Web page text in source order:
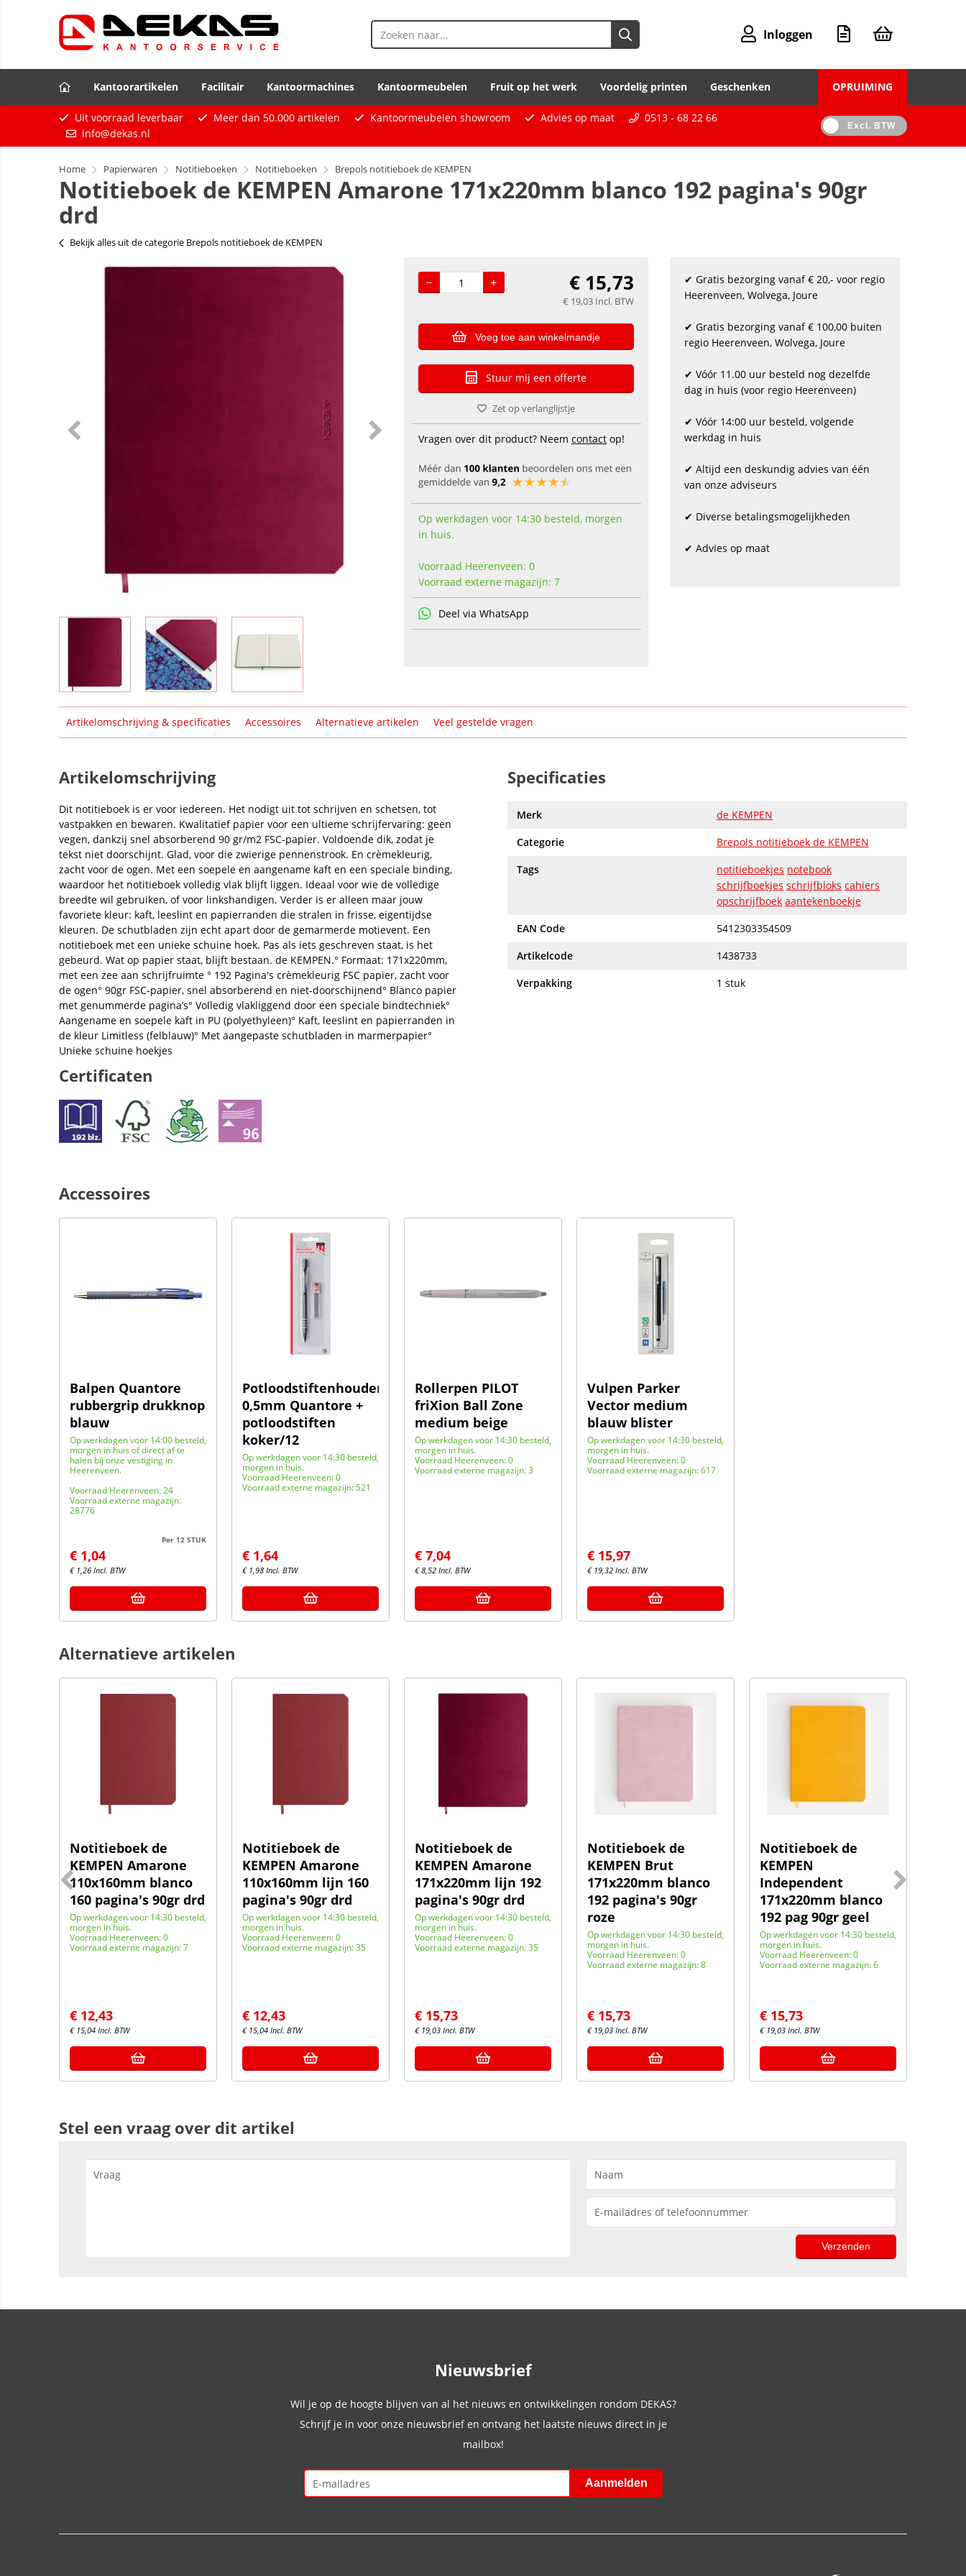
Inloggen
Kantoorartikelen Facilitair Kantoormachines Kantoormeubelen Fruit op het werk Voordelig printen Geschenken OPRUIMING
Uit voorraad leverbaar Meer dan 50.000 artikelen Kantoormeubelen showroom Advies op maat
0513 - 68 22 66
info@dekas.nl
Excl. BTW
Home Papierwaren Notitieboeken Notitieboeken Brepols notitieboek de KEMPEN
Notitieboek de KEMPEN Amarone 171x220mm blanco 192 pagina's 90gr
drd
Bekijk alles uit de categorie Brepols notitieboek de KEMPEN
€ 15,73
€ 19,03 Incl. BTW
Voeg toe aan winkelmandje
Stuur mij een offerte
Zet op verlanglijstje
Vragen over dit product? Neem contact op!
Op werkdagen voor 14:30 besteld, morgen
in huis.
Voorraad Heerenveen: 0
Voorraad externe magazijn: 7
Deel via WhatsApp
✔ Gratis bezorging vanaf € 20,- voor regio
Heerenveen, Wolvega, Joure
✔ Gratis bezorging vanaf € 100,00 buiten
regio Heerenveen, Wolvega, Joure
✔ Vóór 11.00 uur besteld nog dezelfde
dag in huis (voor regio Heerenveen)
✔ Vóór 14:00 uur besteld, volgende
werkdag in huis
✔ Altijd een deskundig advies van één
van onze adviseurs
✔ Diverse betalingsmogelijkheden
✔ Advies op maat
Artikelomschrijving & specificaties Accessoires Alternatieve artikelen Veel gestelde vragen
Artikelomschrijving
Dit notitieboek is er voor iedereen. Het nodigt uit tot schrijven en schetsen, tot
vastpakken en bewaren. Kwalitatief papier voor een ultieme schrijfervaring: geen
vegen, dankzij snel absorberend 90 gr/m2 FSC-papier. Voldoende dik, zodat je
tekst niet doorschijnt. Glad, voor die zwierige pennenstrook. En crèmekleurig,
zacht voor de ogen. Met een soepele en aangename kaft en een speciale binding,
waardoor het notitieboek volledig vlak blijft liggen. Ideaal voor wie de volledige
breedte wil gebruiken, of voor linkshandigen. Verder is er alleen maar jouw
favoriete kleur: kaft, leeslint en papierranden die stralen in frisse, eigentijdse
kleuren. De schutbladen zijn echt apart door de gemarmerde motievent. Een
notitieboek met een unieke schuine hoek. Pas als iets geschreven staat, is het
gebeurd. Wat op papier staat, blijft bestaan. de KEMPEN.° Formaat: 171x220mm,
met een zee aan schrijfruimte ° 192 Pagina's crèmekleurig FSC papier, zacht voor
de ogen° 90gr FSC-papier, snel absorberend en niet-doorschijnend° Blanco papier
met genummerde pagina’s° Volledig vlakliggend door een speciale bindtechniek°
Aangename en soepele kaft in PU (polyethyleen)° Kaft, leeslint en papierranden in
de kleur Limitless (felblauw)° Met aangepaste schutbladen in marmerpapier°
Unieke schuine hoekjes
Certificaten
Specificaties
Merk
de KEMPEN
Categorie
Brepols notitieboek de KEMPEN
Tags
notitieboekjes notebook
schrijfboekjes schrijfbloks cahiers
opschrijfboek aantekenboekje
EAN Code
5412303354509
Artikelcode
1438733
Verpakking
1 stuk
Accessoires
Balpen Quantore
rubbergrip drukknop
blauw
Op werkdagen voor 14:00 besteld,
morgen in huis of direct af te
halen bij onze vestiging in
Heerenveen.
Voorraad Heerenveen: 24
Voorraad externe magazijn:
28776
Per 12 STUK
€ 1,04
€ 1,26 Incl. BTW
Potloodstiftenhouder
0,5mm Quantore +
potloodstiften
koker/12
Op werkdagen voor 14:30 besteld,
morgen in huis.
Voorraad Heerenveen: 0
Voorraad externe magazijn: 521
€ 1,64
€ 1,98 Incl. BTW
Rollerpen PILOT
friXion Ball Zone
medium beige
Op werkdagen voor 14:30 besteld,
morgen in huis.
Voorraad Heerenveen: 0
Voorraad externe magazijn: 3
€ 7,04
€8,52 Incl. BTW
Vulpen Parker
Vector medium
blauw blister
Op werkdagen voor 14:30 besteld,
morgen in huis.
Voorraad Heerenveen: 0
Voorraad externe magazijn: 617
€ 15,97
€ 19,32 Incl. BTW
Alternatieve artikelen
Notitieboek de
KEMPEN Amarone
110x160mm blanco
160 pagina's 90gr drd
Op werkdagen voor 14:30 besteld,
morgen in huis.
Voorraad Heerenveen: 0
Voorraad externe magazijn: 7
€ 12,43
€ 15,04 Incl. BTW
Notitieboek de
KEMPEN Amarone
110x160mm lijn 160
pagina's 90gr drd
Op werkdagen voor 14:30 besteld,
morgen in huis.
Voorraad Heerenveen: 0
Voorraad externe magazijn: 35
€ 12,43
€ 15,04 Incl. BTW
Notitieboek de
KEMPEN Amarone
171x220mm lijn 192
pagina's 90gr drd
Op werkdagen voor 14:30 besteld,
morgen in huis.
Voorraad Heerenveen: 0
Voorraad externe magazijn: 35
€ 15,73
€ 19,03 Incl. BTW
Notitieboek de
KEMPEN Brut
171x220mm blanco
192 pagina's 90gr
roze
Op werkdagen voor 14:30 besteld,
morgen in huis.
Voorraad Heerenveen: 0
Voorraad externe magazijn: 8
€ 15,73
€ 19,03 Incl. BTW
Notitieboek de
KEMPEN
Independent
171x220mm blanco
192 pag 90gr geel
Op werkdagen voor 14:30 besteld,
morgen in huis.
Voorraad Heerenveen: 0
Voorraad externe magazijn: 6
€ 15,73
€ 19,03 Incl. BTW
Stel een vraag over dit artikel
Nieuwsbrief
Wil je op de hoogte blijven van al het nieuws en ontwikkelingen rondom DEKAS?
Schrijf je in voor onze nieuwsbrief en ontvang het laatste nieuws direct in je
mailbox!